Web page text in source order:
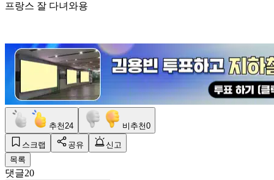
프랑스 잘 다녀와용
추천24 비추천0
스크랩 공유
신고
목록
댓글20